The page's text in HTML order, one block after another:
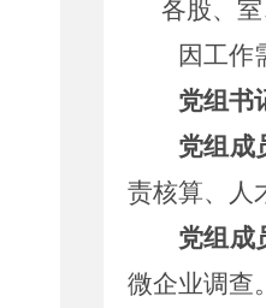
各股、 室
因工作
党组书
党组成
责核算、人
党组成
微企业调查。